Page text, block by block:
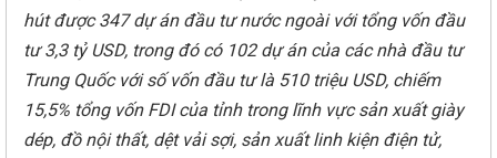
hút được347dự án đầu tư nước ngoài với tổng vốn đầu
tư3,3 tỷ USD, trong đó có 102dự án của các nhà đầu tư
TrungQuốcvới số vốn đầu tư là 510 triệu USD, chiếm
15,5% tổng vốn FDI của tỉnh trong lĩnh vực sản xuất giày
dép, đồ nội thất, dệt vải sợi, sản xuất linh kiện điện tử,